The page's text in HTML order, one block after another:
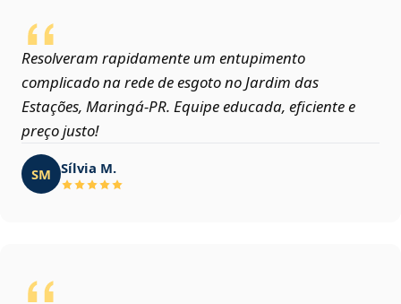
Resolveram rapidamente um entupimento
complicado na rede de esgoto no Jardim das
Estações, Maringá‑PR. Equipe educada, eficiente e
preço justo!
SM Sílvia M.